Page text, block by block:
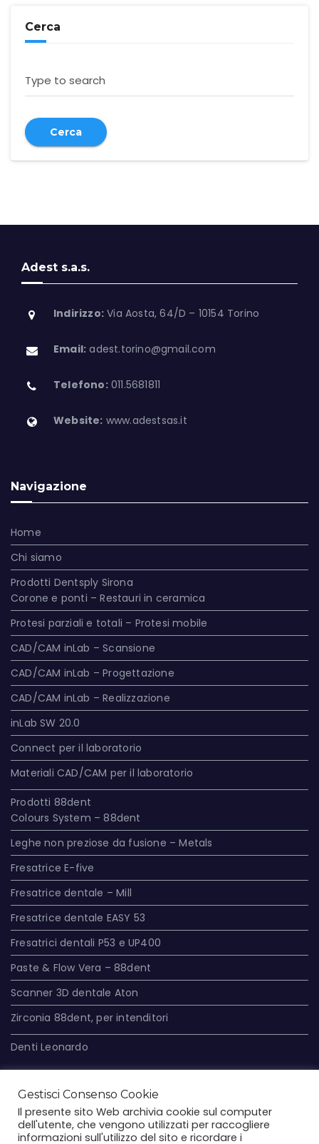
Cerca
Type to search
Cerca
Adest s.a.s.
Indirizzo: Via Aosta, 64/D – 10154 Torino
Email: adest.torino@gmail.com
Telefono:011.5681811
Website: www.adestsas.it
Navigazione
Home
Chi siamo
Prodotti Dentsply Sirona
Corone e ponti – Restauri in ceramica
Protesi parziali e totali – Protesi mobile
CAD/CAM inLab – Scansione
CAD/CAM inLab – Progettazione
CAD/CAM inLab – Realizzazione
inLab SW 20.0
Connect per il laboratorio
Materiali CAD/CAM per il laboratorio
Prodotti 88dent
Colours System – 88dent
Leghe non preziose da fusione – Metals
Fresatrice E-five
Fresatrice dentale – Mill
Fresatrice dentale EASY 53
Fresatrici dentali P53 e UP400
Paste & Flow Vera – 88dent
Scanner 3D dentale Aton
Zirconia 88dent, per intenditori
Denti Leonardo
Normative
Gestisci Consenso Cookie
Il presente sito Web archivia cookie sul computer
dell'utente, che vengono utilizzati per raccogliere
informazioni sull'utilizzo del sito e ricordare i